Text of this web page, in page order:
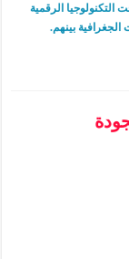
الرقمية
بينهم.